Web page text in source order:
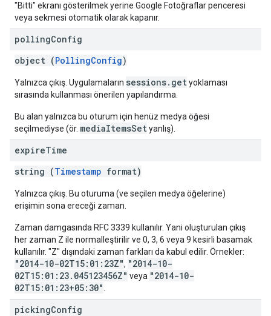
"Bitti" ekranı gösterilmek yerine Google Fotoğraflar penceresi
veya sekmesi otomatik olarak kapanır.
pollingConfig
object (PollingConfig)
Yalnızca çıkış. Uygulamaların sessions.getyoklaması
sırasında kullanması önerilen yapılandırma.
Bu alan yalnızca bu oturum için henüz medya öğesi
seçilmediyse (ör. mediaItemsSetyanlış).
expireTime
string (Timestamp format)
Yalnızca çıkış. Bu oturuma (ve seçilen medya öğelerine)
erişimin sona ereceği zaman.
Zaman damgasında RFC 3339 kullanılır. Yani oluşturulan çıkış
her zaman Z ile normalleştirilir ve 0, 3, 6 veya 9 kesirli basamak
kullanılır. "Z" dışındaki zaman farkları da kabul edilir. Örnekler:
"2014-10-02T15:01:23Z", "2014-10-
02T15:01:23.045123456Z" veya "2014-10-
02T15:01:23+05:30"
pickingConfig